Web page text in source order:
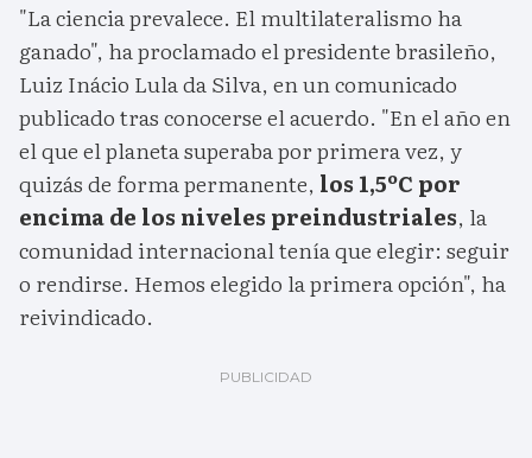
"La ciencia prevalece. El multilateralismo ha
ganado", ha proclamado el presidente brasileño,
Luiz Inácio Lula da Silva, en un comunicado
publicado tras conocerse el acuerdo. "En el año en
el que el planeta superaba por primera vez, y
quizás de forma permanente, los 1,5ºC por
encima de los niveles preindustriales, la
comunidad internacional tenía que elegir: seguir
o rendirse. Hemos elegido la primera opción", ha
reivindicado.